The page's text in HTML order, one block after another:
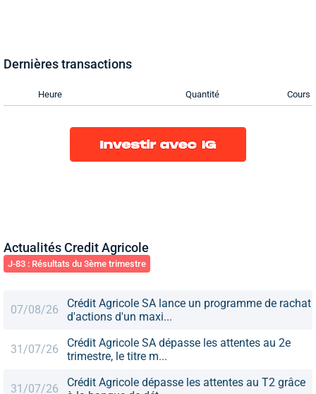
Dernières transactions
Heure Quantité Cours
Actualités Credit Agricole
J-83 : Résultats du 3ème trimestre
07/08/26
Crédit Agricole SA lance un programme de rachat
d'actions d'un maxi...
31/07/26
Crédit Agricole SA dépasse les attentes au 2e
trimestre, le titre m...
31/07/26
Crédit Agricole dépasse les attentes au T2 grâce